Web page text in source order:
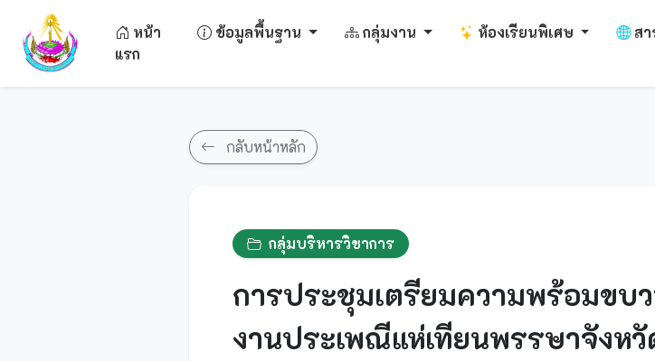
หน้า
แรก
ข้อมูลพื้นฐาน กลุ่มงาน ห้องเรียนพิเศษ ส
กลับหน้าหลัก
กลุ่มบริหารวิชาการ
การประชุมเตรียมความพร้อมขบ
งานประเพณีแห่เทียนพรรษาจังห